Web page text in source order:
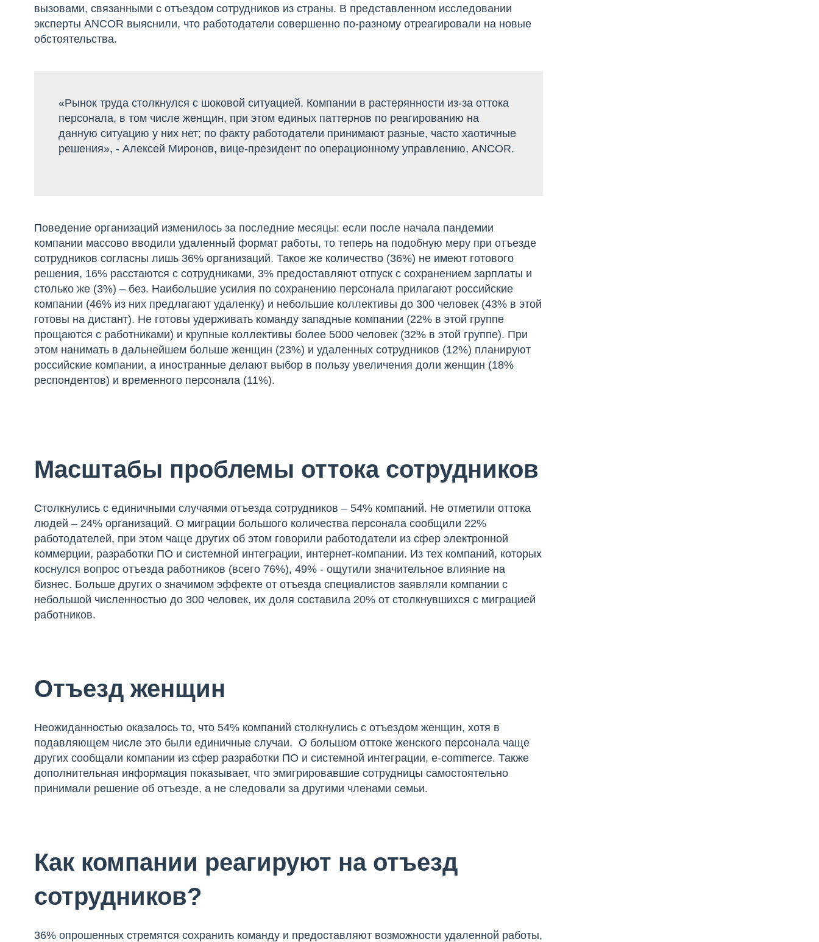
вызовами, связанными с отъездом сотрудников из страны. В представленном исследовании
эксперты ANCOR выяснили, что работодатели совершенно по-разному отреагировали на новые
обстоятельства.
«Рынок труда столкнулся с шоковой ситуацией. Компании в растерянности из-за оттока
персонала, в том числе женщин, при этом единых паттернов по реагированию на
данную ситуацию у них нет; по факту работодатели принимают разные, часто хаотичные
решения», - Алексей Миронов, вице-президент по операционному управлению, ANCOR.
Поведение организаций изменилось за последние месяцы: если после начала пандемии
компании массово вводили удаленный формат работы, то теперь на подобную меру при отъезде
сотрудников согласны лишь 36% организаций. Такое же количество (36%) не имеют готового
решения, 16% расстаются с сотрудниками, 3% предоставляют отпуск с сохранением зарплаты и
столько же (3%) – без. Наибольшие усилия по сохранению персонала прилагают российские
компании (46% из них предлагают удаленку) и небольшие коллективы до 300 человек (43% в этой
готовы на дистант). Не готовы удерживать команду западные компании (22% в этой группе
прощаются с работниками) и крупные коллективы более 5000 человек (32% в этой группе). При
этом нанимать в дальнейшем больше женщин (23%) и удаленных сотрудников (12%) планируют
российские компании, а иностранные делают выбор в пользу увеличения доли женщин (18%
респондентов) и временного персонала (11%).
Масштабы проблемы оттока сотрудников
Столкнулись с единичными случаями отъезда сотрудников – 54% компаний. Не отметили оттока
людей – 24% организаций. О миграции большого количества персонала сообщили 22%
работодателей, при этом чаще других об этом говорили работодатели из сфер электронной
коммерции, разработки ПО и системной интеграции, интернет-компании. Из тех компаний, которых
коснулся вопрос отъезда работников (всего 76%), 49% - ощутили значительное влияние на
бизнес. Больше других о значимом эффекте от отъезда специалистов заявляли компании с
небольшой численностью до 300 человек, их доля составила 20% от столкнувшихся с миграцией
работников.
Отъезд женщин
Неожиданностью оказалось то, что 54% компаний столкнулись с отъездом женщин, хотя в
подавляющем числе это были единичные случаи. О большом оттоке женского персонала чаще
других сообщали компании из сфер разработки ПО и системной интеграции, e-commerce. Также
дополнительная информация показывает, что эмигрировавшие сотрудницы самостоятельно
принимали решение об отъезде, а не следовали за другими членами семьи.
Как компании реагируют на отъезд
сотрудников?
36% опрошенных стремятся сохранить команду и предоставляют возможности удаленной работы,